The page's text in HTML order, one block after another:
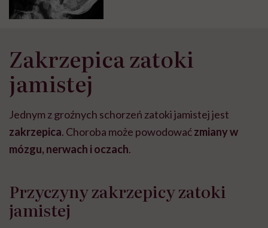
Zakrzepica zatoki
jamistej
Jednym z groźnych schorzeń zatoki jamistej jest
zakrzepica. Choroba może powodowaćzmiany w
mózgu, nerwach i oczach.
Przyczyny zakrzepicy zatoki
jamistej